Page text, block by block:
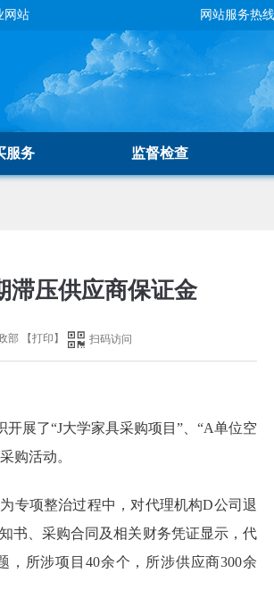
网站 网站服务热
服务 监督检查
滞压供应商保证金
部【打印 】 扫码访问
开展了“J大学家具采购项目”、“A单位空
购活动。
专项整治过程中，对代理机构D公司退
书、采购合同及相关财务凭证显示，代
，所涉项目 40余个，所涉供应商300余